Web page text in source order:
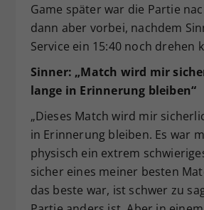
Game später war die Partie
dann aber vorbei, nachdem
Service ein 15:40 noch drehen
Sinner: „Match wird mir
lange in Erinnerung bleiben“
„Dieses Match wird mir
in Erinnerung bleiben. Es war
physisch ein extrem
sicher eines meiner besten
das beste war, ist schwer zu